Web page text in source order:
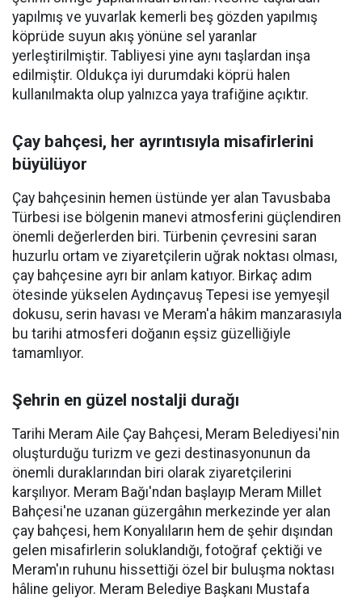
yapılmış ve yuvarlak kemerli beş gözden yapılmış
köprüde suyun akış yönüne sel yaranlar
yerleştirilmiştir. Tabliyesi yine aynı taşlardan inşa
edilmiştir. Oldukça iyi durumdaki köprü halen
kullanılmakta olup yalnızca yaya trafiğine açıktır.
Çay bahçesi, her ayrıntısıyla misafirlerini
büyülüyor
Çay bahçesinin hemen üstünde yer alan Tavusbaba
Türbesi ise bölgenin manevi atmosferini güçlendiren
önemli değerlerden biri. Türbenin çevresini saran
huzurlu ortam ve ziyaretçilerin uğrak noktası olması,
çay bahçesine ayrı bir anlam katıyor. Birkaç adım
ötesinde yükselen Aydınçavuş Tepesi ise yemyeşil
dokusu, serin havası ve Meram'a hâkim manzarasıyla
bu tarihi atmosferi doğanın eşsiz güzelliğiyle
tamamlıyor.
Şehrin en güzel nostalji durağı
Tarihi Meram Aile Çay Bahçesi, Meram Belediyesi'nin
oluşturduğu turizm ve gezi destinasyonunun da
önemli duraklarından biri olarak ziyaretçilerini
karşılıyor. Meram Bağı'ndan başlayıp Meram Millet
Bahçesi'ne uzanan güzergâhın merkezinde yer alan
çay bahçesi, hem Konyalıların hem de şehir dışından
gelen misafirlerin soluklandığı, fotoğraf çektiği ve
Meram'ın ruhunu hissettiği özel bir buluşma noktası
hâline geliyor. Meram Belediye Başkanı Mustafa